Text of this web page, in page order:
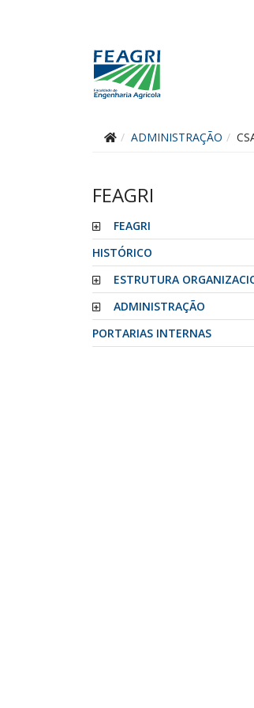
ADMINISTRAÇÃO
FEAGRI
FEAGRI
HISTÓRICO
ESTRUTURA
ADMINISTRAÇÃO
PORTARIAS INTERNAS